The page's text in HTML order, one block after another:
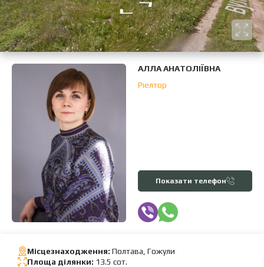
АЛЛА АНАТОЛІЇВНА
Ріелтор
Показати телефон
Місцезнаходження: Полтава, Гожули
Площа ділянки: 13.5 сот.